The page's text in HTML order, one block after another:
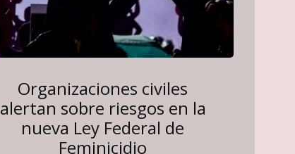
Organizaciones civiles
alertan sobre riesgos en la
nueva Ley Federal de
Feminicidio